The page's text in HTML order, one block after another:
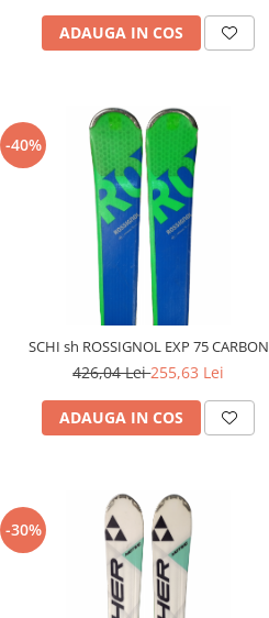
ADAUGA IN COS
-40%
SCHI sh ROSSIGNOL EXP 75 CARBON
426,04 Lei255,63 Lei
ADAUGA IN COS
-30%